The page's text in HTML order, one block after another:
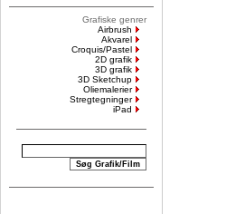
Grafiske genrer
Airbrush
Akvarel
Croquis/Pastel
2D grafik
3D grafik
3D Sketchup
Oliemalerier
Stregtegninger
iPad